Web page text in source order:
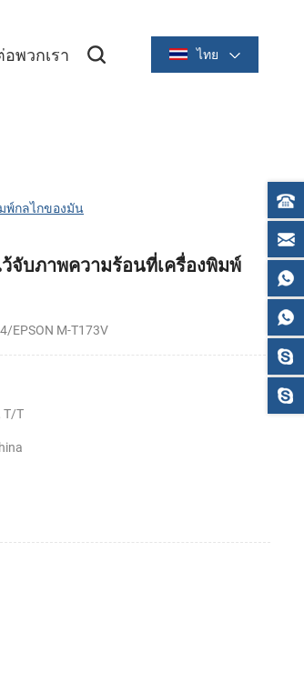
ไทย
พวกเรา
พ์กลไกของมัน
จับภาพความร้อนที่เครื่องพิมพ์
EPSON M-T173V
T/T